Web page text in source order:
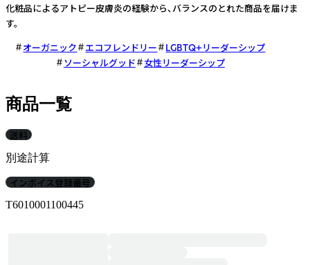
化粧品によるアトピー皮膚炎の経験から、バランスのとれた商品を届けま
す。
オーガニック
エコフレンドリー
LGBTQ+リーダーシップ
ソーシャルグッド
女性リーダーシップ
商品一覧
送料
別途計算
インボイス登録番号
T6010001100445